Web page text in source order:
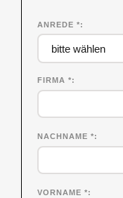
ANREDE *
FIRMA *
NACHNAME *
VORNAME *